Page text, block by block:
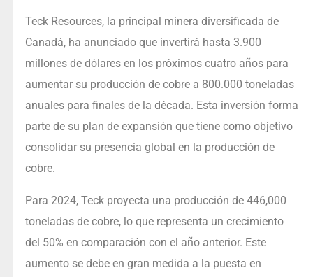
Teck Resources, la principal minera diversificada de
Canadá, ha anunciado que invertirá hasta 3.900
millones de dólares en los próximos cuatro años para
aumentar su producción de cobre a 800.000 toneladas
anuales para finales de la década. Esta inversión forma
parte de su plan de expansión que tiene como objetivo
consolidar su presencia global en la producción de
cobre.
Para 2024, Teck proyecta una producción de 446,000
toneladas de cobre, lo que representa un crecimiento
del 50% en comparación con el año anterior. Este
aumento se debe en gran medida a la puesta en